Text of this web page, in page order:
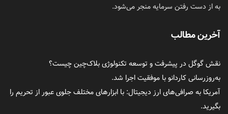
به از دست رفتن سرمایه منجر می‌شود.
آخرین مطالب
نقش گوگل در پیشرفت و توسعه تکنولوژی بلاک‌چین چیست؟
به‌روزرسانی کاردانو با موفقیت اجرا شد.
آمریکا به صرافی‌های ارز دیجیتال: با ابزارهای مختلف جلوی عبور از تحریم را
بگیرید.